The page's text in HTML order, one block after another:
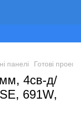
панелі Готові
4св-д/
691W,